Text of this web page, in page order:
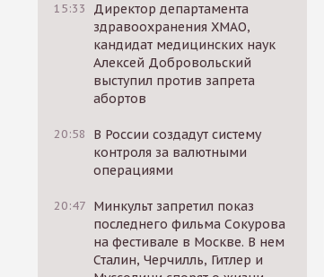
15:33
Директор департамента
здравоохранения ХМАО,
кандидат медицинских наук
Алексей Добровольский
выступил против запрета
абортов
20:58
В России создадут систему
контроля за валютными
операциями
20:47 Минкульт запретил показ
последнего фильма Сокурова
на фестивале в Москве. В нем
Сталин, Черчилль, Гитлер и